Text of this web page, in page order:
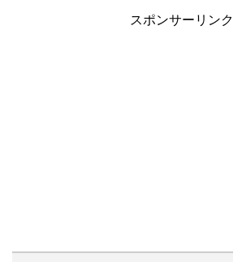
スポンサーリンク